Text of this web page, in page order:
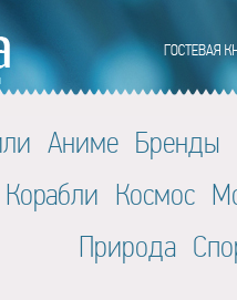
Аниме Бренды
Корабли Космос
Природа